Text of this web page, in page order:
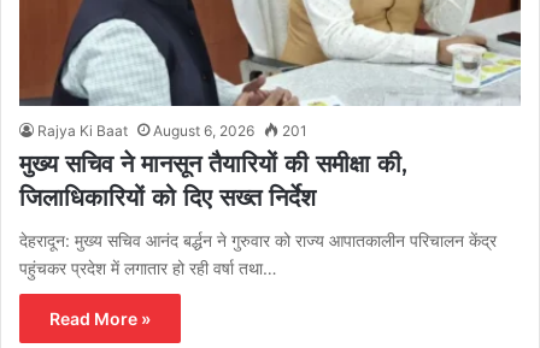
Rajya Ki Baat August 6, 2026 201
मुख्य सचिव ने मानसून तैयारियों की समीक्षा की,
जिलाधिकारियों को दिए सख्त निर्देश
देहरादून: मुख्य सचिव आनंद बर्द्धन ने गुरुवार को राज्य आपातकालीन परिचालन केंद्र
पहुंचकर प्रदेश में लगातार हो रही वर्षा तथा…
Read More »